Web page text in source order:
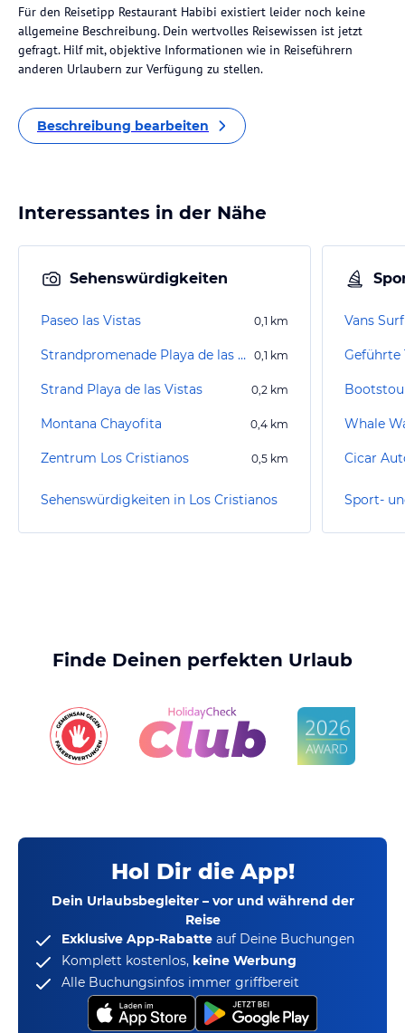
Für den Reisetipp Restaurant Habibi existiert leider noch keine
allgemeine Beschreibung. Dein wertvolles Reisewissen ist jetzt
gefragt. Hilf mit, objektive Informationen wie in Reiseführern
anderen Urlaubern zur Verfügung zu stellen.
Beschreibung bearbeiten
Interessantes in der Nähe
Sehenswürdigkeiten
Paseo las Vistas 0,1 km
Strandpromenade Playa de las Americas 0,1 km
Strand Playa de las Vistas 0,2 km
Montana Chayofita 0,4 km
Zentrum Los Cristianos 0,5 km
Sehenswürdigkeiten in Los Cristianos
Vans
Whale
Finde Deinen perfekten Urlaub
Hol Dir die App!
Dein Urlaubsbegleiter – vor und während der
Reise
Exklusive App-Rabatte auf Deine Buchungen
Komplett kostenlos, keine Werbung
Alle Buchungsinfos immer griffbereit